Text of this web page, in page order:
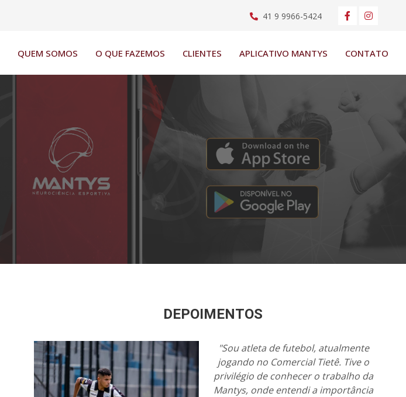
41 9 9966-5424
QUEM SOMOS O QUE FAZEMOS CLIENTES APLICATIVO MANTYS CONTATO
DEPOIMENTOS
"Sou atleta de futebol, atualmente
jogando no Comercial Tietê. Tive o
privilégio de conhecer o trabalho da
Mantys, onde entendi a importância